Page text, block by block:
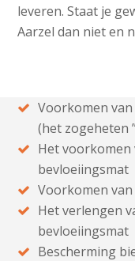
leveren. Staat je
Aarzel dan niet en
Voorkomen
(het zogeheten
Het voorkomen
bevloeiingsmat
Voorkomen
Het verlengen
bevloeiingsmat
Bescherming